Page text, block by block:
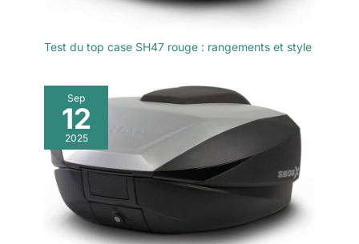
Test du top case SH47 rouge : rangements et style
Sep
12
2025